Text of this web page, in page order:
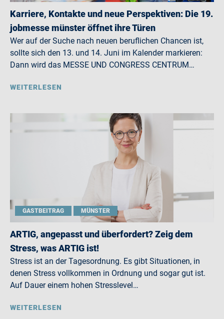
Karriere, Kontakte und neue Perspektiven: Die 19.
jobmesse münster öffnet ihre Türen
Wer auf der Suche nach neuen beruflichen Chancen ist,
sollte sich den 13. und 14. Juni im Kalender markieren:
Dann wird das MESSE UND CONGRESS CENTRUM…
WEITERLESEN
GASTBEITRAG MÜNSTER
ARTIG, angepasst und überfordert? Zeig dem
Stress, was ARTIG ist!
Stress ist an der Tagesordnung. Es gibt Situationen, in
denen Stress vollkommen in Ordnung und sogar gut ist.
Auf Dauer einem hohen Stresslevel…
WEITERLESEN